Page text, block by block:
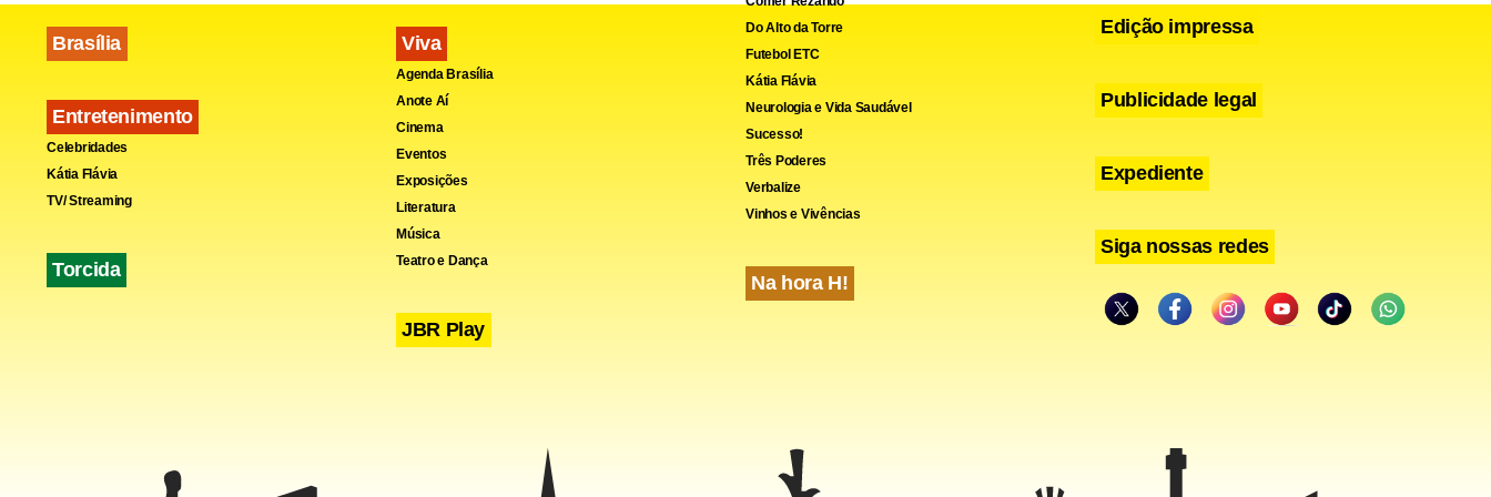
Brasília
Entretenimento
Celebridades
Kátia Flávia
TV/ Streaming
Torcida
Viva
Agenda Brasília
Anote Aí
Cinema
Eventos
Exposições
Literatura
Música
Teatro e Dança
JBR Play
Do Alto da Torre
Futebol ETC
Kátia Flávia
Neurologia e Vida Saudável
Sucesso!
Três Poderes
Verbalize
Vinhos e Vivências
Na hora H!
Edição impressa
Publicidade legal
Expediente
Siga nossas redes